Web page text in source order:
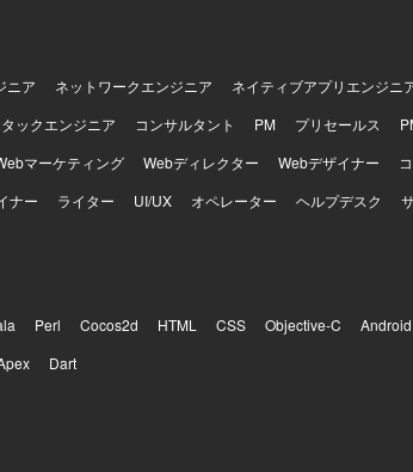
導する経験を積むことができます。Ruby on Railsや
】 バックエンドはGo、Ruby on Rails、Unicorn、
などを利用しております。フロントエン
components、Storybook、Webpackなどを利用
、RDS、ElastiCache、S3、ElasticsearchService、
ニア ネットワークエンジニア ネイティブアプリエンジニ
ックエンジニア コンサルタント PM プリセールス
マーケティング Webディレクター Webデザイナー
ナー ライター UI/UX オペレーター ヘルプデスク
Perl Cocos2d HTML CSS Objective-C Android
Dart